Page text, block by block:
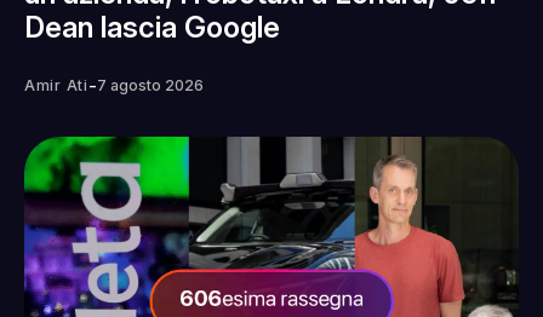
Dean lascia Google
Amir Ati -7 agosto 2026